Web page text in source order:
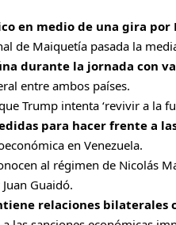
en medio de una gira por
de Maiquetía pasada la
durante la jornada con
entre ambos países.
Trump intenta ‘revivir a la
para hacer frente a
en Venezuela.
al régimen de Nicolás
Guaidó.
relaciones bilaterales